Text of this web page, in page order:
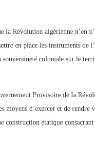
Révolution algérienne n’en
en place les instruments de
souveraineté coloniale sur le
Provisoire de la
d’exercer et de rendre
construction étatique